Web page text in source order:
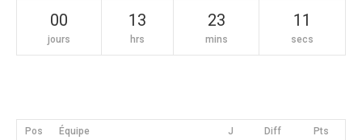
00
jours
13
hrs
23
mins
10
secs
Pos Équipe J Diff Pts